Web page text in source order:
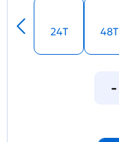
24T 48T